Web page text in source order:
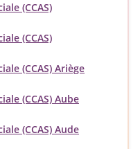
(CCAS)
(CCAS)
(CCAS) Ariège
(CCAS) Aube
(CCAS) Aude